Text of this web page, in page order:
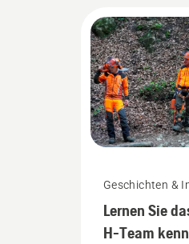
Geschichten &
Lernen Sie
H-Team